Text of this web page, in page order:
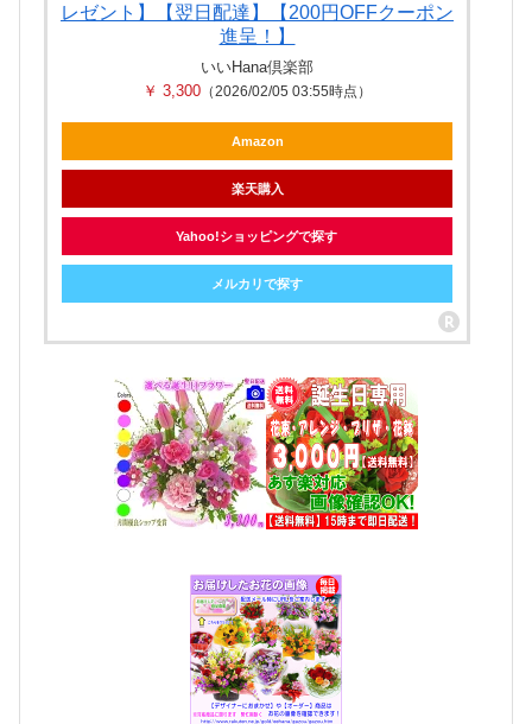
レゼント】【翌日配達】【200円OFFクーポン
進呈！】
いいHana倶楽部
￥ 3,300 （2026/02/05 03:55時点）
Amazon
楽天購入
Yahoo!ショッピングで探す
メルカリで探す